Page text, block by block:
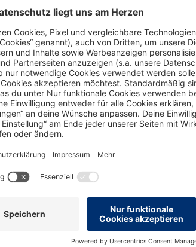
Mehr lesen